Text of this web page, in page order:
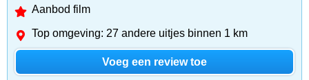
Aanbod film
Top omgeving: 27 andere uitjes binnen 1 km
Voeg een review toe